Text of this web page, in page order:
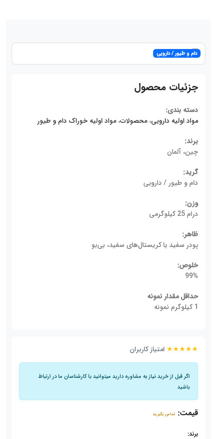
دام و طیور / دارویی
جزئیات محصول
دسته بندی:
مواد اولیه دارویی، محصولات، مواد اولیه خوراک دام و طیور
برند:
چین، آلمان
گرید:
دام و طیور / دارویی
وزن:
درام 25 کیلوگرمی
ظاهر:
پودر سفید یا کریستال‌های سفید، بی‌بو
خلوص:
99%
حداقل مقدار نمونه
1 کیلوگرم نمونه
★★★★★ امتیاز کاربران
اگر قبل از خرید نیاز به مشاوره دارید میتوانید با کارشناسان ما در ارتباط
باشید
قیمت: تماس بگیرید
برند: